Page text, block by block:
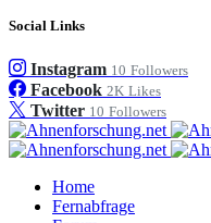
Social Links
Instagram 10 Followers
Facebook 2K Likes
Twitter 10 Followers
Home
Fernabfrage